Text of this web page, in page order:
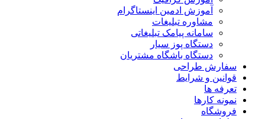
آموزش ادمین اینستاگرام
مشاوره تبلیغات
سامانه پیامک تبلیغاتی
دستگاه پوز سیار
دستگاه باشگاه مشتریان
سفارش طراحی
قوانین و شرایط
تعرفه ها
نمونه کارها
فروشگاه